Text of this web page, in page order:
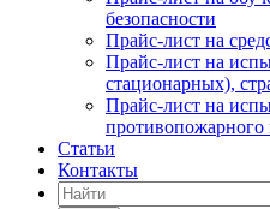
безопасности
Прайс-лист на
Прайс-лист на
стационарных),
Прайс-лист на
противопожарного
Статьи
Контакты